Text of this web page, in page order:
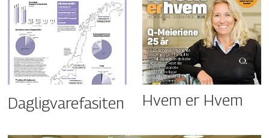
Dagligvarefasiten Hvem er Hvem